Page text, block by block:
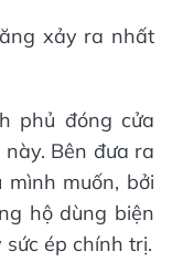
xảy ra nhất
phủ đóng cửa
Bên đưa ra
muốn, bởi
hộ dùng biện
ép chính trị.